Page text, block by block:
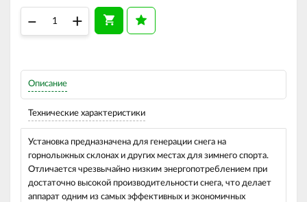
– +
Описание
Технические характеристики
Установка предназначена для генерации снега на
горнолыжных склонах и других местах для зимнего спорта.
Отличается чрезвычайно низким энергопотреблением при
достаточно высокой производительности снега, что делает
аппарат одним из самых эффективных и экономичных